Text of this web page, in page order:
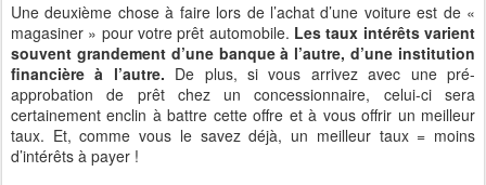
Une deuxième chose à faire lors de l’achat d’une voiture est de «
magasiner » pour votre prêt automobile. Les taux intérêts varient
souvent grandement d’une banque à l’autre, d’une institution
financière à l’autre. De plus, si vous arrivez avec une pré-
approbation de prêt chez un concessionnaire, celui-ci sera
certainement enclin à battre cette offre et à vous offrir un meilleur
taux. Et, comme vous le savez déjà, un meilleur taux = moins
d’intérêts à payer !